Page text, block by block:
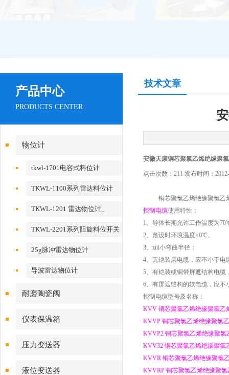
产品中心
PRODUCTS CENTER
物位计
tkwl-1701电容式料位计
TKWL-1100系列雷达料位计
TKWL-1201 雷达物位计_
TKWL-2201系列阻旋料位开关
25g脉冲雷达物位计
导波雷达物位计
耐磨陶瓷阀
仪表保温箱
压力变送器
液位变送器
技术文章
安徽天康铜芯聚氯乙烯绝缘聚
点击次数：211 发布时间：
铜芯聚氯乙烯绝缘聚氯乙
控制电缆使用特性：
1、导体长期允许工作温度为
2、敷设时环境温度≥0℃。
3、zui小弯曲半径：
4、无铠装层电缆，应不小于电
5、有铠装或铜带屏遮结构电缆
6、有屏遮结构的软电缆，应不
控制电缆型号及名称：
KVV 铜芯聚氯乙烯绝缘聚氯乙
KVVP 铜芯聚氯乙烯绝缘聚氯
KVVP2 铜芯聚氯乙烯绝缘聚氯
KVV32 铜芯聚氯乙烯绝缘聚氯
KVVR 铜芯聚氯乙烯绝缘聚氯
KVVRP 铜芯聚氯乙烯绝缘聚